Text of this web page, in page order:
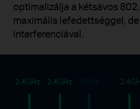
optimalizálja a kétsávos
maximális lefedettséggel,
interferenciával.